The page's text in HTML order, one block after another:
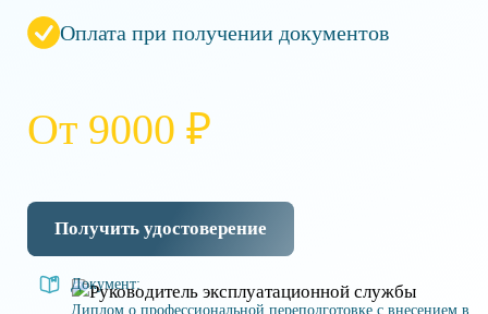
Оплата при получении документов
От 9000 ₽
Получить удостоверение
Документ:
Диплом о профессиональной переподготовке с внесением в